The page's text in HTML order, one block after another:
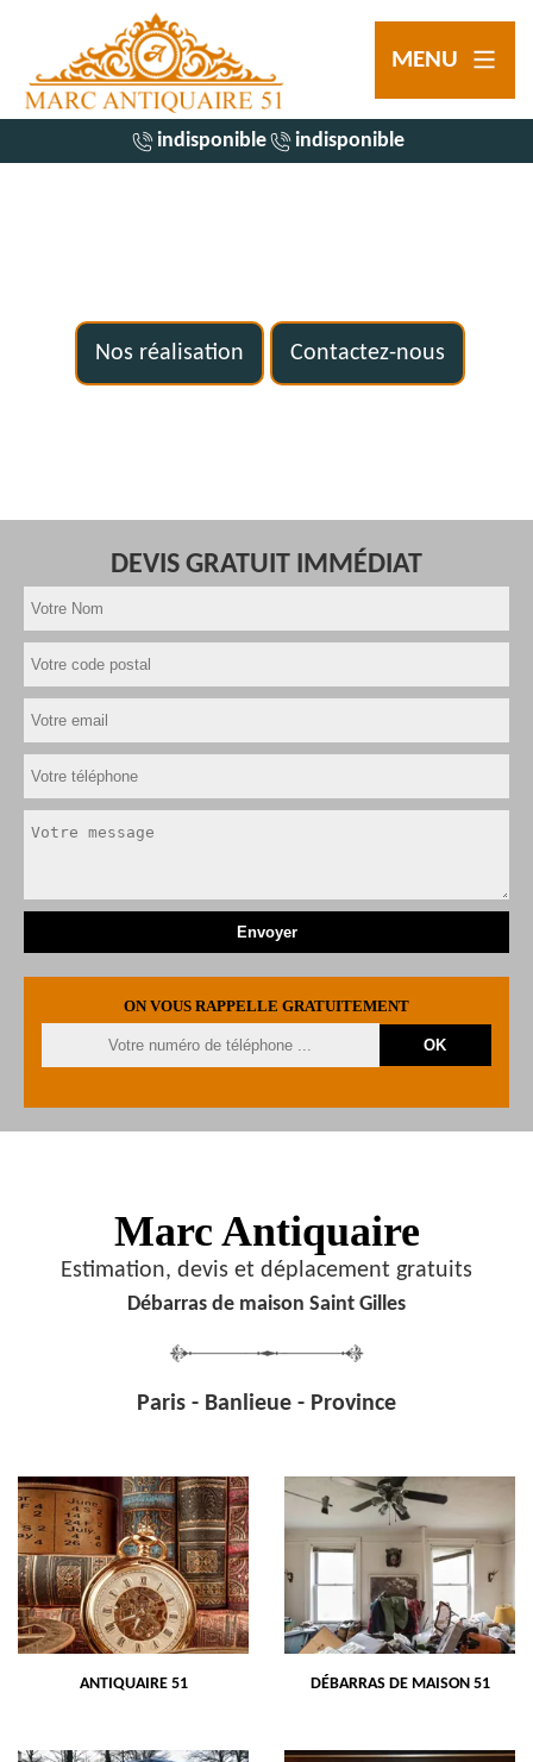
MENU
indisponible indisponible
Nos réalisation Contactez-nous
DEVIS GRATUIT IMMÉDIAT
ON VOUS RAPPELLE GRATUITEMENT
Marc Antiquaire
Estimation, devis et déplacement gratuits
Débarras de maison Saint Gilles
Paris - Banlieue - Province
ANTIQUAIRE 51 DÉBARRAS DE MAISON 51